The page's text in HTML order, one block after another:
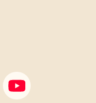
TikTok
SDP Youtube